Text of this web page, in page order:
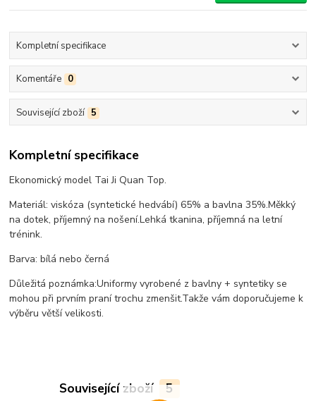
Kompletní specifikace
Komentáře 0
Související zboží 5
Kompletní specifikace
Ekonomický model Tai Ji Quan Top.
Materiál: viskóza (syntetické hedvábí) 65% a bavlna 35%.Měkký
na dotek, příjemný na nošení.Lehká tkanina, příjemná na letní
trénink.
Barva: bílá nebo černá
Důležitá poznámka:Uniformy vyrobené z bavlny + syntetiky se
mohou při prvním praní trochu zmenšit.Takže vám doporučujeme k
výběru větší velikosti.
Související zboží 5